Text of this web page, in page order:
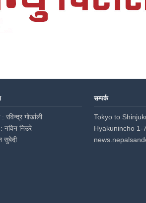
गोर्खाली
नविन निउरे
सुबेदी
सम्पर्क
Tokyo to
Hyakunincho 1-